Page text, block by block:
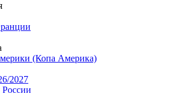
(Копа Америка)
2027